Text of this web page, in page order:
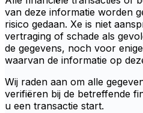
van deze informatie worden
risico gedaan. Xe is niet
vertraging of schade als
de gegevens, noch voor
waarvan de informatie op
Wij raden aan om alle
verifiëren bij de betreffende
u een transactie start.